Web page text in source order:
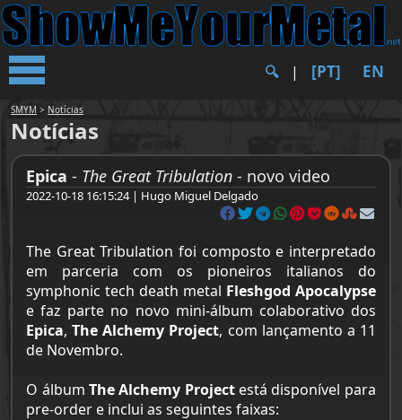
🔍︎ | [PT] EN
SMYM > Notícias
Notícias
Epica - The Great Tribulation - novo video
2022-10-18 16:15:24 | Hugo Miguel Delgado
The Great Tribulation foi composto e interpretado
em parceria com os pioneiros italianos do
symphonic tech death metal Fleshgod Apocalypse
e faz parte no novo mini-álbum colaborativo dos
Epica,The Alchemy Project, com lançamento a 11
de Novembro.
O álbum The Alchemy Projectestá disponível para
pre-order e inclui as seguintes faixas: